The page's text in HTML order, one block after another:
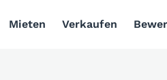
Mieten Verkaufen